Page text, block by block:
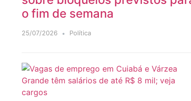
o fim de semana
25/07/2026 Política